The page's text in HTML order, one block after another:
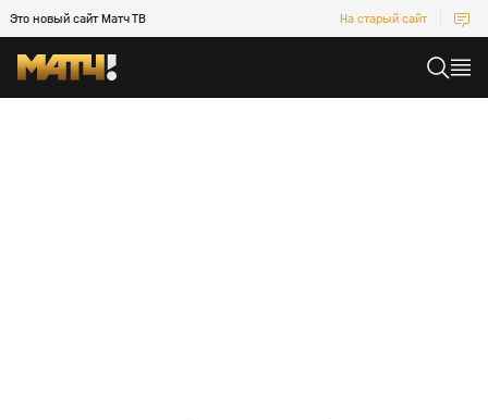
Это новый сайт Матч ТВ На старый сайт